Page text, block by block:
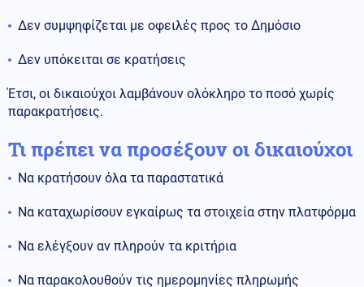
Δεν συμψηφίζεται με οφειλές προς το Δημόσιο
Δεν υπόκειται σε κρατήσεις
Έτσι, οι δικαιούχοι λαμβάνουν ολόκληρο το ποσό χωρίς
παρακρατήσεις.
Τι πρέπει να προσέξουν οι δικαιούχοι
Να κρατήσουν όλα τα παραστατικά
Να καταχωρίσουν εγκαίρως τα στοιχεία στην πλατφόρμα
Να ελέγξουν αν πληρούν τα κριτήρια
Να παρακολουθούν τις ημερομηνίες πληρωμής